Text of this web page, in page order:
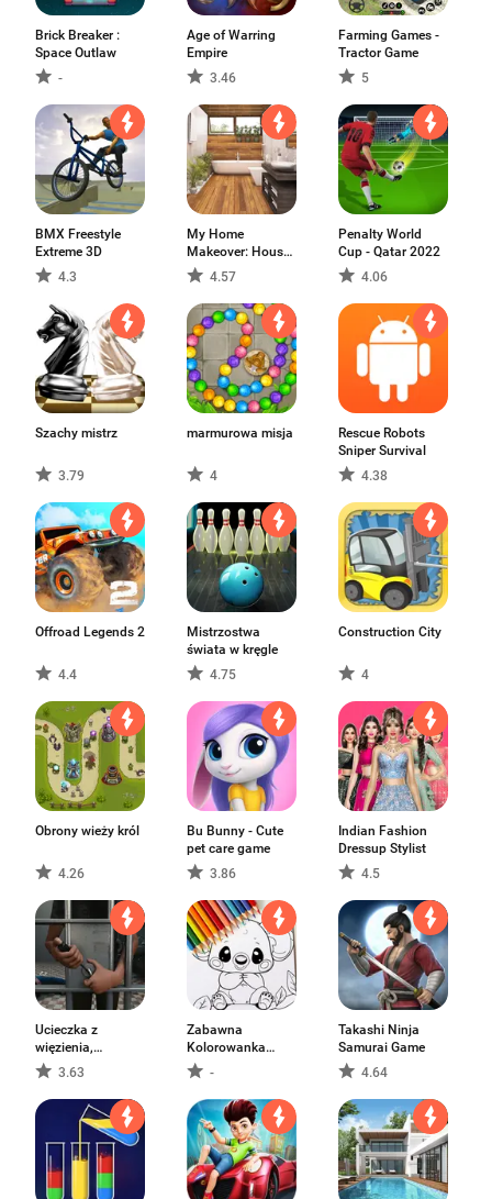
Brick Breaker :
Space Outlaw
-
Age of Warring
Empire
3.46
Farming Games -
Tractor Game
5
BMX Freestyle
Extreme 3D
4.3
My Home
Makeover: House
Design
4.57
Penalty World
Cup - Qatar 2022
4.06
Szachy mistrz
3.79
marmurowa misja
4
Rescue Robots
Sniper Survival
4.38
Offroad Legends 2
4.4
Mistrzostwa
świata w kręgle
4.75
Construction City
4
Obrony wieży król
4.26
Bu Bunny - Cute
pet care game
3.86
Indian Fashion
Dressup Stylist
4.5
Ucieczka z
więzienia,
przygoda
3.63
Zabawna
Kolorowanka
Rysowanie
-
Takashi Ninja
Samurai Game
4.64